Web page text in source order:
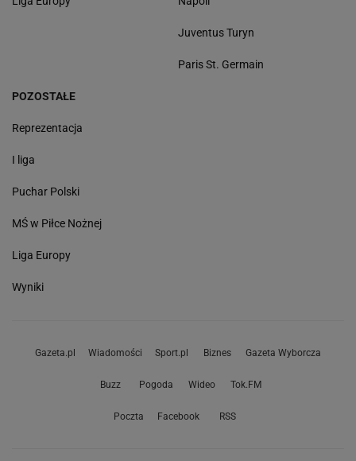
Juventus Turyn
Paris St. Germain
POZOSTAŁE
Reprezentacja
I liga
Puchar Polski
MŚ w Piłce Nożnej
Liga Europy
Wyniki
Gazeta.pl Wiadomości Sport.pl Biznes Gazeta Wyborcza
Buzz Pogoda Wideo Tok.FM
Poczta Facebook RSS